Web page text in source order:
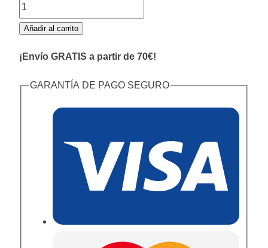
Vestido
Punto
cantidad
Añadir al carrito
¡Envío GRATIS a partir de 70€!
GARANTÍA DE PAGO SEGURO